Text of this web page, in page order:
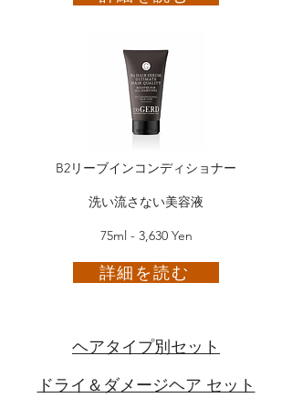
B2リーブインコンディショナー
洗い流さない美容液
75ml - 3,630 Yen
詳細を読む
​ヘアタイプ別セット
ドライ＆ダメージヘア セット